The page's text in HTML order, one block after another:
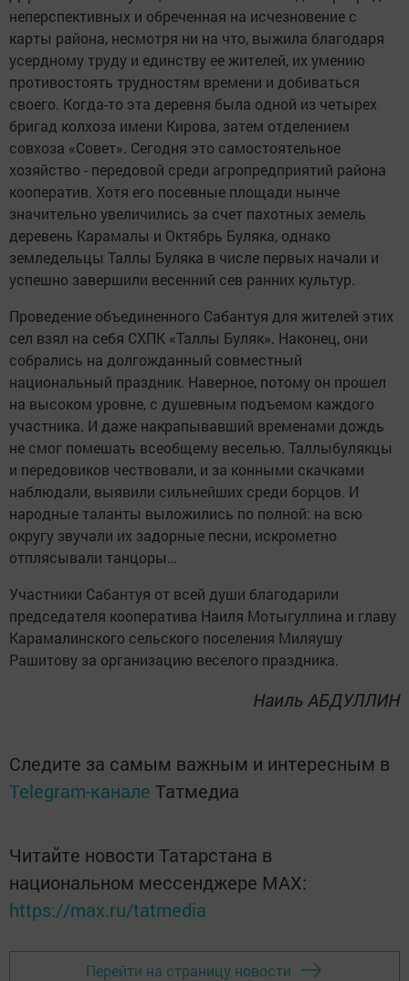
неперспективных и обреченная на исчезновение с
карты района, несмотря ни на что, выжила благодаря
усердному труду и единству ее жителей, их умению
противостоять трудностям времени и добиваться
своего. Когда-то эта деревня была одной из четырех
бригад колхоза имени Кирова, затем отделением
совхоза «Совет». Сегодня это самостоятельное
хозяйство - передовой среди агропредприятий района
кооператив. Хотя его посевные площади нынче
значительно увеличились за счет пахотных земель
деревень Карамалы и Октябрь Буляка, однако
земледельцы Таллы Буляка в числе первых начали и
успешно завершили весенний сев ранних культур.
Проведение объединенного Сабантуя для жителей этих
сел взял на себя СХПК «Таллы Буляк». Наконец, они
собрались на долгожданный совместный
национальный праздник. Наверное, потому он прошел
на высоком уровне, с душевным подъемом каждого
участника. И даже накрапывавший временами дождь
не смог помешать всеобщему веселью. Таллыбулякцы
и передовиков чествовали, и за конными скачками
наблюдали, выявили сильнейших среди борцов. И
народные таланты выложились по полной: на всю
округу звучали их задорные песни, искрометно
отплясывали танцоры…
Участники Сабантуя от всей души благодарили
председателя кооператива Наиля Мотыгуллина и главу
Карамалинского сельского поселения Миляушу
Рашитову за организацию веселого праздника.
Наиль АБДУЛЛИН
Следите за самым важным и интересным в
Telegram-канале Татмедиа
Читайте новости Татарстана в
национальном мессенджере MАХ:
https://max.ru/tatmedia
Перейти на страницу новости